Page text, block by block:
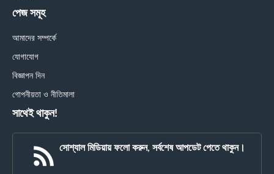
পেজ সমূহ
আমাদের সম্পর্কে
যোগাযোগ
বিজ্ঞাপন দিন
গোপনীয়তা ও নীতিমালা
সাথেই থাকুন!
সোশ্যাল মিডিয়ায় ফলো করুন, সর্বশেষ আপডেট পেতে থাকুন।